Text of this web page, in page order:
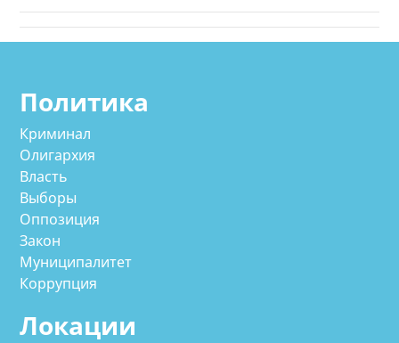
Политика
Криминал
Олигархия
Власть
Выборы
Оппозиция
Закон
Муниципалитет
Коррупция
Локации